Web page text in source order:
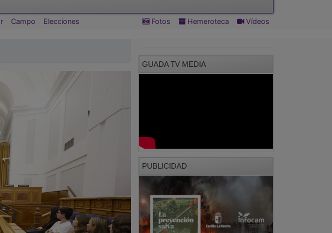
Campo Elecciones Fotos Hemeroteca Vídeos
GUADA TV MEDIA
PUBLICIDAD